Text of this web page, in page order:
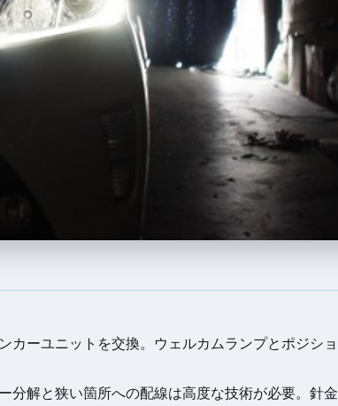
カーユニットを交換。ウェルカムランプとポジショ
分解と狭い箇所への配線は高度な技術が必要。針金